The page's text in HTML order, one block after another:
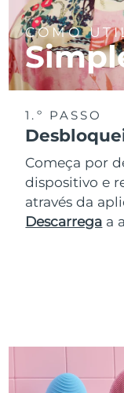
COMO
1.º PASSO
Começa por
dispositivo e
através da
Descarrega a